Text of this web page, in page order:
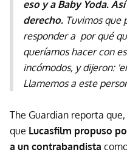
eso y a Baby Yoda.
derecho. Tuvimos que
responder a por qué
queríamos hacer con
incómodos, y dijeron:
Llamemos a este
The Guardian reporta
que Lucasfilm propuso
a un contrabandista